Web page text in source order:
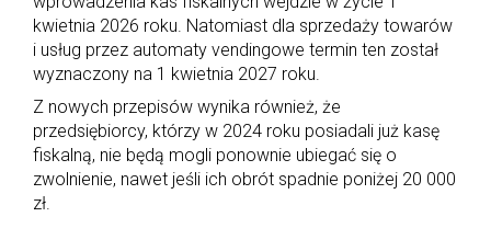
kwietnia 2026 roku. Natomiast dla sprzedaży towarów
i usług przez automaty vendingowe termin ten został
wyznaczony na 1 kwietnia 2027 roku.
Z nowych przepisów wynika również, że
przedsiębiorcy, którzy w 2024 roku posiadali już kasę
fiskalną, nie będą mogli ponownie ubiegać się o
zwolnienie, nawet jeśli ich obrót spadnie poniżej 20 000
zł.